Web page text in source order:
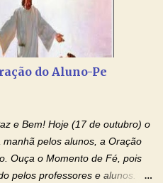
Facebook Padre Marcelo
ouvir o Momento de Fé)
no poder de Seu Nome, peço
fluam para trás através das
da minha árvore
purificador e vivificante,
do Aluno-Pe
e Bem! Hoje (17 de outubro) o
pelos alunos, a Oração
Ouça o Momento de Fé, pois
pelos professores e alunos.